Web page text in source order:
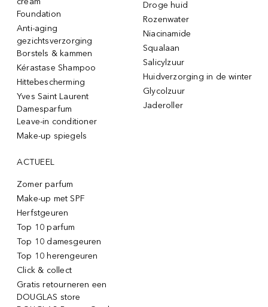
Foundation
Anti-aging
gezichtsverzorging
Borstels & kammen
Kérastase Shampoo
Hittebescherming
Yves Saint Laurent
Damesparfum
Leave-in conditioner
Make-up spiegels
Droge huid
Rozenwater
Niacinamide
Squalaan
Salicylzuur
Huidverzorging in de winter
Glycolzuur
Jaderoller
ACTUEEL
Zomer parfum
Make-up met SPF
Herfstgeuren
Top 10 parfum
Top 10 damesgeuren
Top 10 herengeuren
Click & collect
Gratis retourneren een
DOUGLAS store